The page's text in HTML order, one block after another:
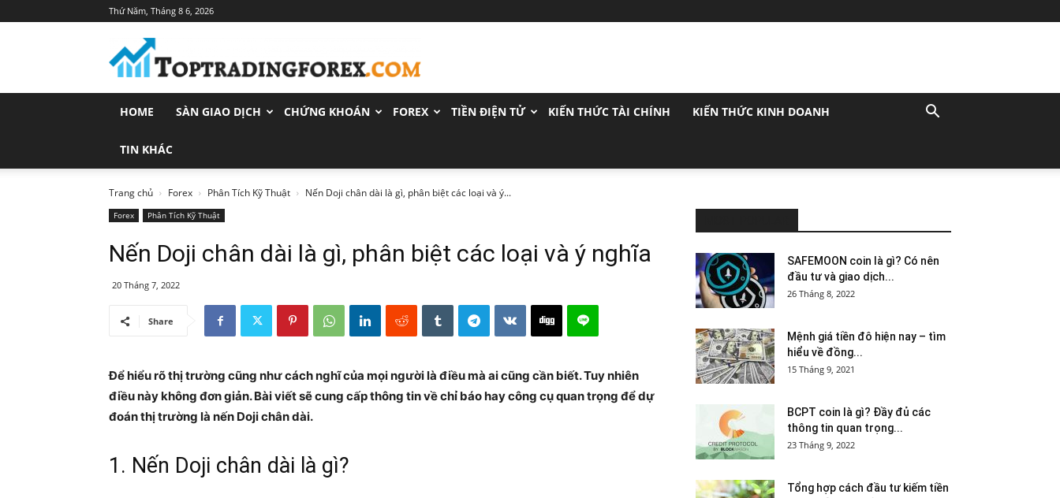
Thứ Năm, Tháng 8 6, 2026
Trang
Tin
Tức
Đầu
HOME SÀN GIAO DỊCH CHỨNG KHOÁN FOREX TIỀN ĐIỆN TỬ KIẾN THỨC TÀI CHÍNH KIẾN THỨC KINH DOANH
TIN KHÁC
Trang chủ Forex Phân Tích Kỹ Thuật Nến Doji chân dài là gì, phân biệt các loại và ý...
Forex Phân Tích Kỹ Thuật
Nến Doji chân dài là gì, phân biệt các loại và ý nghĩa
20 Tháng 7, 2022
Share
Để hiểu rõ thị trường cũng như cách nghĩ của mọi người là điều mà ai cũng cần biết. Tuy nhiên
điều này không đơn giản. Bài viết sẽ cung cấp thông tin về chỉ báo hay công cụ quan trọng để dự
đoán thị trường là nến Doji chân dài.
1. Nến Doji chân dài là gì?
SAFEMOON coin là gì? Có nên
đầu tư và giao dịch...
26 Tháng 8, 2022
Mệnh giá tiền đô hiện nay – tìm
hiểu về đồng...
15 Tháng 9, 2021
BCPT coin là gì? Đầy đủ các
thông tin quan trọng...
23 Tháng 9, 2022
Tổng hợp cách đầu tư kiếm tiền